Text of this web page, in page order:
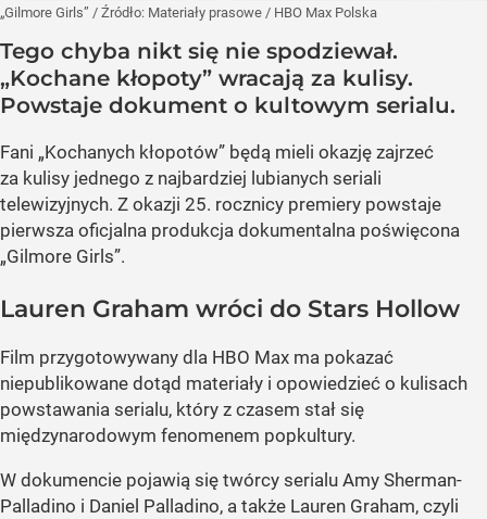
„Gilmore Girls” / Źródło: Materiały prasowe / HBO Max Polska
Tego chyba nikt się nie spodziewał.
„Kochane kłopoty” wracają za kulisy.
Powstaje dokument o kultowym serialu.
Fani „Kochanych kłopotów” będą mieli okazję zajrzeć
za kulisy jednego z najbardziej lubianych seriali
telewizyjnych. Z okazji 25. rocznicy premiery powstaje
pierwsza oficjalna produkcja dokumentalna poświęcona
„Gilmore Girls”.
Lauren Graham wróci do Stars Hollow
Film przygotowywany dla HBO Max ma pokazać
niepublikowane dotąd materiały i opowiedzieć o kulisach
powstawania serialu, który z czasem stał się
międzynarodowym fenomenem popkultury.
W dokumencie pojawią się twórcy serialu Amy Sherman-
Palladino i Daniel Palladino, a także Lauren Graham, czyli